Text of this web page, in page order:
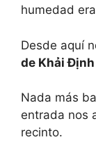
humedad
Desde aquí
de Khải Định
Nada más
entrada nos
recinto.